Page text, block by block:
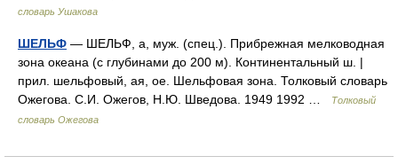
словарь Ушакова
ШЕЛЬФ — ШЕЛЬФ, а, муж. (спец.). Прибрежная мелководная
зона океана (с глубинами до 200 м). Континентальный ш. |
прил. шельфовый, ая, ое. Шельфовая зона. Толковый словарь
Ожегова. С.И. Ожегов, Н.Ю. Шведова. 1949 1992 …
Толковый
словарь Ожегова